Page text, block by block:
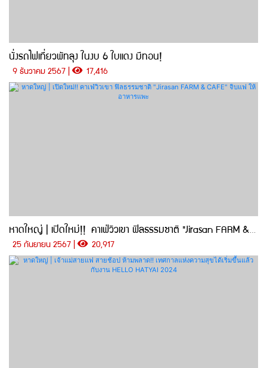
นั่งรถไฟเที่ยวพัทลุง ในงบ 6 ใบแดง มีทอน!
9 ธันวาคม 2567 | 17,416
หาดใหญ่ | เปิดใหม่!! คาเฟ่วิวเขา ฟิลธรรมชาติ "Jirasan FARM & CAFE" จิบแฟ ให้อาหารแพะ
25 กันยายน 2567 | 20,917